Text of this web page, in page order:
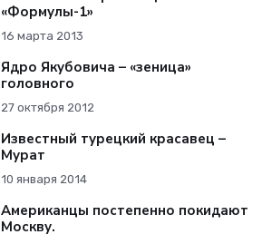
«Формулы-1»
16 марта 2013
Ядро Якубовича – «зеница»
головного
27 октября 2012
Известный турецкий красавец –
Мурат
10 января 2014
Американцы постепенно покидают
Москву.